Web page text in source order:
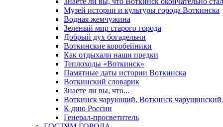
Музей истории и культуры города Воткинска
Водная жемчужина
Зеленый мир старого города
Добрый дух богадельни
Воткинские коробейники
Как отдыхали наши предки
Теплоходы «Воткинск»
Памятные даты истории Воткинска
Воткинский словарик
Знаете ли вы, что...
Воткинск чарующий, Воткинск
К дню России
Генерал-просветитель